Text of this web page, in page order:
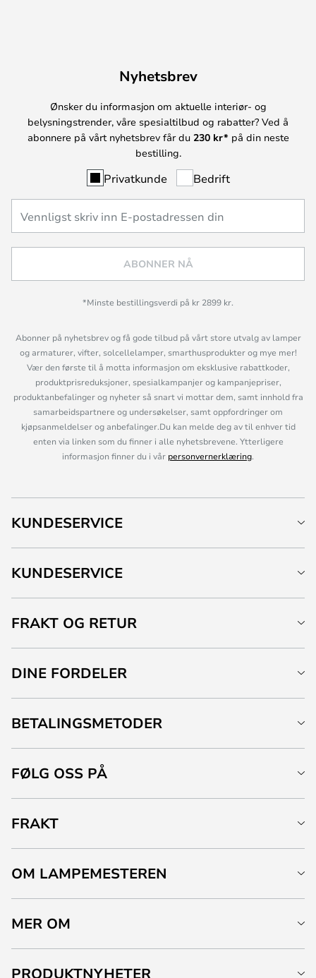
Nyhetsbrev
Ønsker du informasjon om aktuelle interiør- og
belysningstrender, våre spesialtilbud og rabatter? Ved å
abonnere på vårt nyhetsbrev får du 230 kr* på din neste
bestilling.
Privatkunde Bedrift
ABONNER NÅ
*Minste bestillingsverdi på kr 2899 kr.
Abonner på nyhetsbrev og få gode tilbud på vårt store utvalg av lamper
og armaturer, vifter, solcellelamper, smarthusprodukter og mye mer!
Vær den første til å motta informasjon om eksklusive rabattkoder,
produktprisreduksjoner, spesialkampanjer og kampanjepriser,
produktanbefalinger og nyheter så snart vi mottar dem, samt innhold fra
samarbeidspartnere og undersøkelser, samt oppfordringer om
kjøpsanmeldelser og anbefalinger.Du kan melde deg av til enhver tid
enten via linken som du finner i alle nyhetsbrevene. Ytterligere
informasjon finner du i vår personvernerklæring.
KUNDESERVICE
KUNDESERVICE
FRAKT OG RETUR
DINE FORDELER
BETALINGSMETODER
FØLG OSS PÅ
FRAKT
OM LAMPEMESTEREN
MER OM
PRODUKTNYHETER